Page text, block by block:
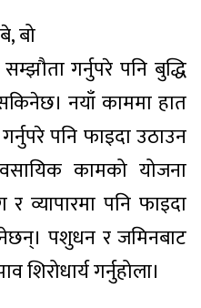
बो
गर्नुपरे पनि बुद्धि
नयाँ काममा हात
पनि फाइदा उठाउन
कामको योजना
र व्यापारमा पनि फाइदा
पशुधन र जमिनबाट
गर्नुहोला।